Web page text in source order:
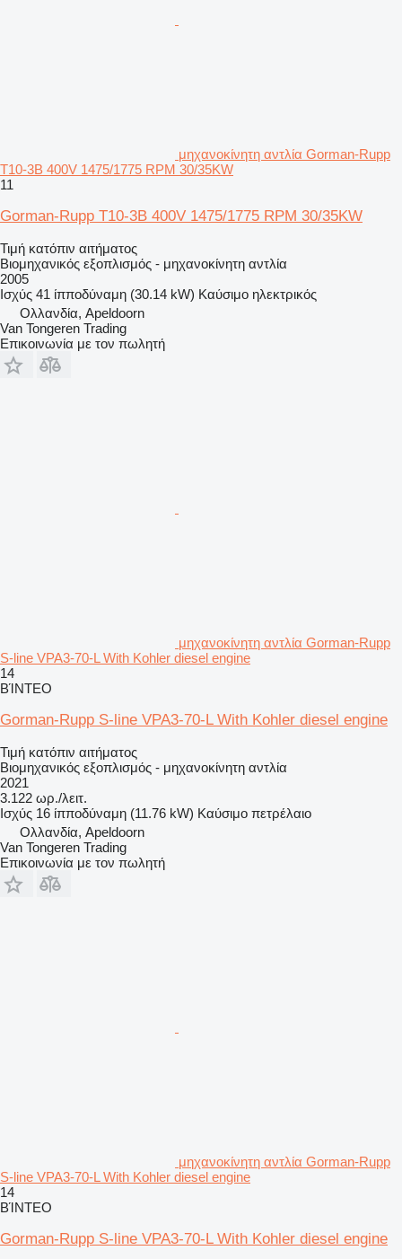
μηχανοκίνητη αντλία Gorman-Rupp
T10-3B 400V 1475/1775 RPM 30/35KW
11
Gorman-Rupp T10-3B 400V 1475/1775 RPM 30/35KW
Τιμή κατόπιν αιτήματος
Βιομηχανικός εξοπλισμός - μηχανοκίνητη αντλία
2005
Ισχύς 41 ίπποδύναμη (30.14 kW) Καύσιμο ηλεκτρικός
Ολλανδία, Apeldoorn
Van Tongeren Trading
Επικοινωνία με τον πωλητή
μηχανοκίνητη αντλία Gorman-Rupp
S-line VPA3-70-L With Kohler diesel engine
14
ΒΊΝΤΕΟ
Gorman-Rupp S-line VPA3-70-L With Kohler diesel engine
Τιμή κατόπιν αιτήματος
Βιομηχανικός εξοπλισμός - μηχανοκίνητη αντλία
2021
3.122 ωρ./λειτ.
Ισχύς 16 ίπποδύναμη (11.76 kW) Καύσιμο πετρέλαιο
Ολλανδία, Apeldoorn
Van Tongeren Trading
Επικοινωνία με τον πωλητή
μηχανοκίνητη αντλία Gorman-Rupp
S-line VPA3-70-L With Kohler diesel engine
14
ΒΊΝΤΕΟ
Gorman-Rupp S-line VPA3-70-L With Kohler diesel engine